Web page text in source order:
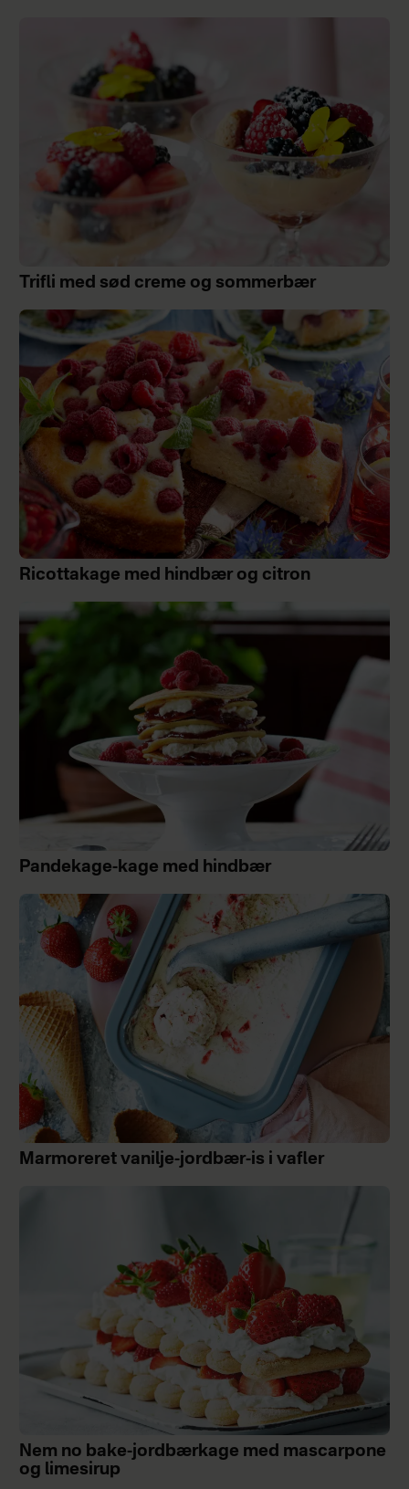
Trifli med sød creme og sommerbær
Ricottakage med hindbær og citron
Pandekage-kage med hindbær
Marmoreret vanilje-jordbær-is i vafler
Nem no bake-jordbærkage med mascarpone
og limesirup